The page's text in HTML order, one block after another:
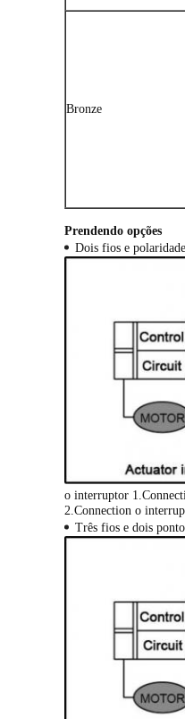
Bronze
Prendendo opções
Dois fios e
o interruptor
2.Connection o
Três fios e dois